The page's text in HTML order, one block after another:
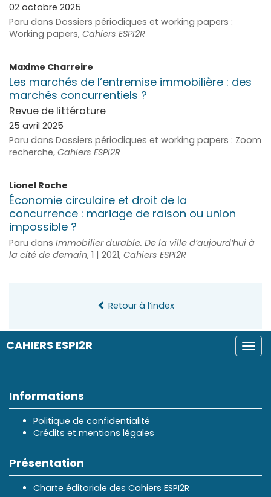
CAHIERS ESPI2R
02 octobre 2025
Paru dans Dossiers périodiques et working papers :
Working papers, Cahiers ESPI2R
Maxime Charreire
Les marchés de l’entremise immobilière : des
marchés concurrentiels ?
Revue de littérature
25 avril 2025
Paru dans Dossiers périodiques et working papers : Zoom
recherche, Cahiers ESPI2R
Lionel Roche
Économie circulaire et droit de la
concurrence : mariage de raison ou union
impossible ?
Paru dans Immobilier durable. De la ville d’aujourd’hui à
la cité de demain, 1 | 2021, Cahiers ESPI2R
Retour à l’index
Informations
Politique de confidentialité
Crédits et mentions légales
Présentation
Charte éditoriale des Cahiers ESPI2R